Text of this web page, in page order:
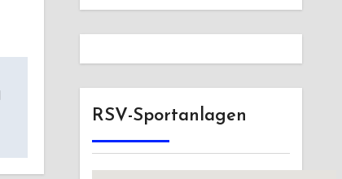
RSV-Sportanlagen